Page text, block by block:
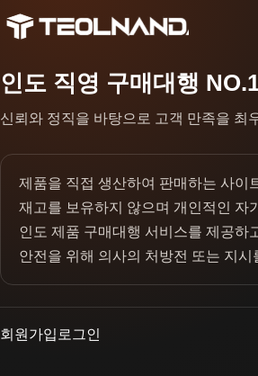
인도 직영 구매대행
신뢰와 정직을 바탕으로 고객 만족을 최
제품을 직접 생산하여 판매하는 사이
재고를 보유하지 않으며 개인적인 자
인도 제품 구매대행 서비스를 제공하
안전을 위해 의사의 처방전 또는 지
회원가입로그인